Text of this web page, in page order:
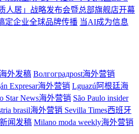
人居」战略发布会暨总部旗舰店开幕
定企业全球品牌传播 当AI成为信息
外发稿 Волгоградpost海外营销
Expresar海外营销 Lguazú阿根廷海
Star News海外营销 São Paulo insider
brasil海外营销 Sevilla Times西班牙
闻发稿 Milano moda weekly海外营销